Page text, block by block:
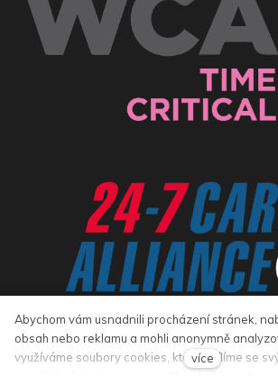
Abychom vám usnadnili procházení stránek,
obsah nebo reklamu a mohli anonymně
využíváme soubory cookies, které sdílíme se
více